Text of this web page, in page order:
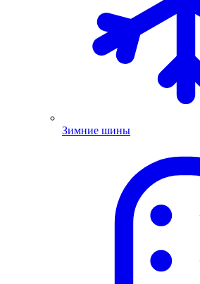
Зимние шины